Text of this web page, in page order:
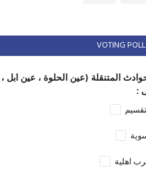
VOTING POLL
المتنقلة (عين الحلوة ، عين ابل
:
اهلية